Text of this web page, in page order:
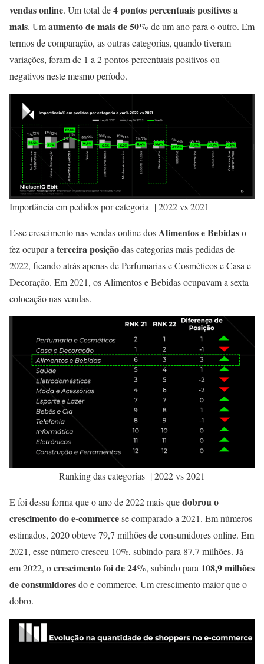
vendas online. Um total de4 pontos percentuais positivos a
mais. Umaumento de mais de 50% de um ano para o outro. Em
termos de comparação, as outras categorias, quando tiveram
variações, foram de 1 a 2 pontos percentuais positivos ou
negativos neste mesmo período.
Importância em pedidos por categoria | 2022 vs 2021
Esse crescimento nas vendas online dosAlimentos e Bebidaso
fez ocupar a terceira posiçãodas categorias mais pedidas de
2022, ficando atrás apenas de Perfumarias e Cosméticos e Casa e
Decoração. Em 2021, os Alimentos e Bebidas ocupavam a sexta
colocação nas vendas.
Ranking das categorias | 2022 vs 2021
E foi dessa forma que o ano de 2022 mais quedobrou o
crescimento do e-commercese comparado a 2021. Em números
estimados, 2020 obteve 79,7 milhões de consumidores online. Em
2021, esse número cresceu 10%, subindo para 87,7 milhões. Já
em 2022, ocrescimento foi de 24%, subindo para 108,9 milhões
de consumidoresdo e-commerce. Um crescimento maior que o
dobro.